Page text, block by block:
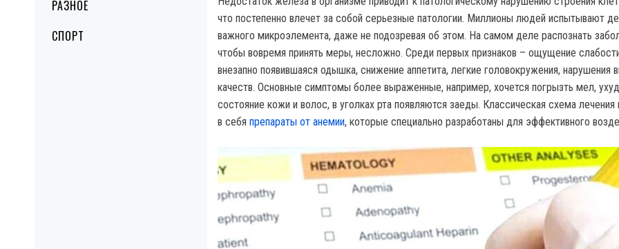
РАЗНОЕ
СПОРТ
что постепенно влечет за собой серьезные патологии. Миллионы людей испытывают
важного микроэлемента, даже не подозревая об этом. На самом деле распознать
чтобы вовремя принять меры, несложно. Среди первых признаков – ощущение
внезапно появившаяся одышка, снижение аппетита, легкие головокружения, нарушения
качеств. Основные симптомы более выраженные, например, хочется погрызть мел,
состояние кожи и волос, в уголках рта появляются заеды. Классическая схема лечения
в себя препараты от анемии, которые специально разработаны для эффективного